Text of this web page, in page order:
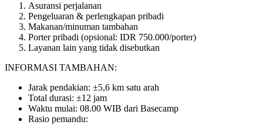
Asuransi perjalanan
Pengeluaran & perlengkapan pribadi
Makanan/minuman tambahan
Porter pribadi (opsional: IDR 750.000/porter)
Layanan lain yang tidak disebutkan
INFORMASI TAMBAHAN:
Jarak pendakian: ±5,6 km satu arah
Total durasi: ±12 jam
Waktu mulai: 08.00 WIB dari Basecamp
Rasio pemandu: